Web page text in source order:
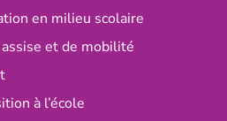
en milieu scolaire
et de mobilité
à l’école